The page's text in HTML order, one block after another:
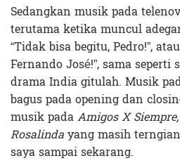
Sedangkan musik pada
terutama ketika muncul
“Tidak bisa begitu, Pedro!”,
Fernando José!”, sama
drama India gitulah. Musik
bagus pada opening dan
musik padaAmigos X
Rosalindayang masih
saya sampai sekarang.